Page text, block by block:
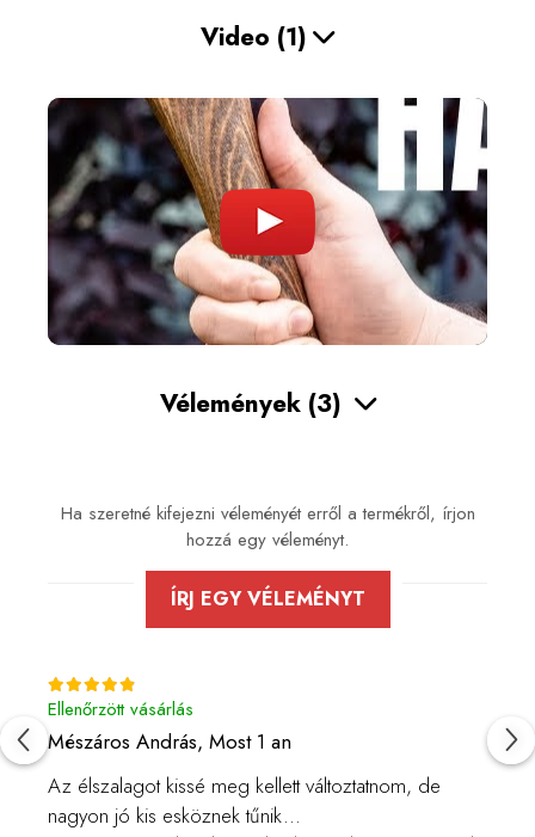
Video (1)
Vélemények (3)
Ha szeretné kifejezni véleményét erről a termékről, írjon
hozzá egy véleményt.
ÍRJ EGY VÉLEMÉNYT
Ellenőrzött vásárlás
Mészáros András, Most 1 an
Az élszalagot kissé meg kellett változtatnom, de
nagyon jó kis esköznek tűnik...